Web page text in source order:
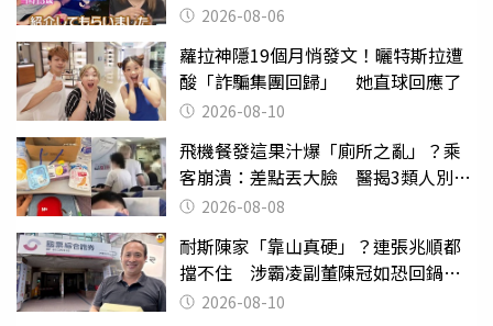
2026-08-06
蘿拉神隱19個月悄發文！曬特斯拉遭
酸「詐騙集團回歸」 她直球回應了
2026-08-10
飛機餐發這果汁爆「廁所之亂」？乘
客崩潰：差點丟大臉 醫揭3類人別亂
喝 2026-08-08
耐斯陳家「靠山真硬」？連張兆順都
擋不住 涉霸凌副董陳冠如恐回鍋國
票證2026-08-10